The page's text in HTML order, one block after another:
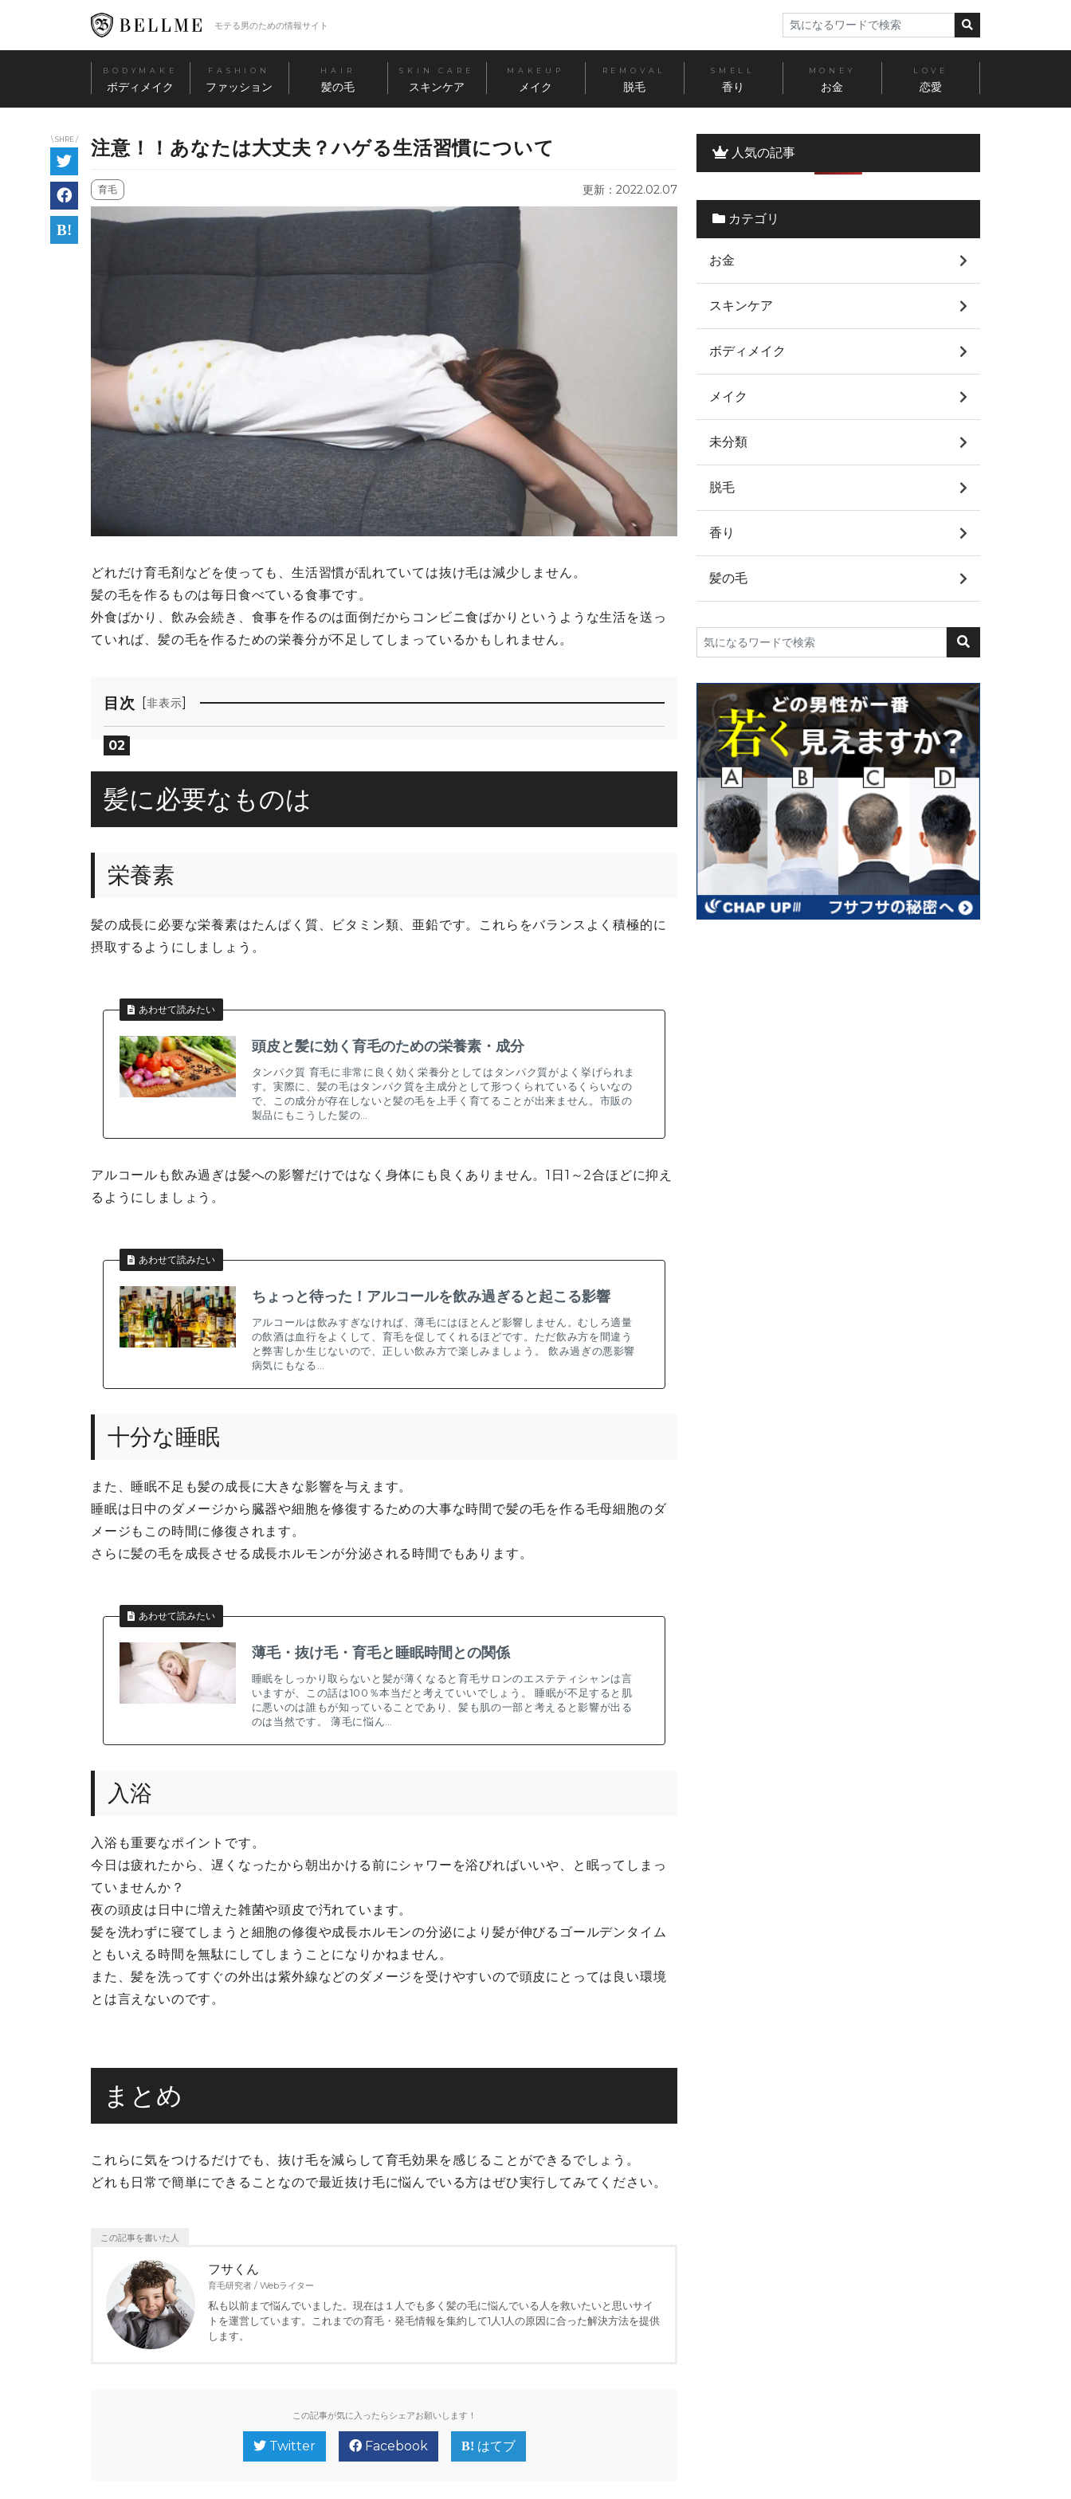
モテる男のための情報サイト
BODYMAKE
ボディメイク
FASHION
ファッション
HAIR
髪の毛
SKIN CARE
スキンケア
MAKEUP
メイク
REMOVAL
脱毛
SMELL
香り
MONEY
お金
LOVE
恋愛
注意！！あなたは大丈夫？ハゲる生活習慣について
育毛 更新：2022.02.07
どれだけ育毛剤などを使っても、生活習慣が乱れていては抜け毛は減少しません。
髪の毛を作るものは毎日食べている食事です。
外食ばかり、飲み会続き、食事を作るのは面倒だからコンビニ食ばかりというような生活を送っ
ていれば、髪の毛を作るための栄養分が不足してしまっているかもしれません。
目次 非表示
髪に必要なものは
栄養素
髪の成長に必要な栄養素はたんぱく質、ビタミン類、亜鉛です。これらをバランスよく積極的に
摂取するようにしましょう。
あわせて読みたい
頭皮と髪に効く育毛のための栄養素・成分
タンパク質 育毛に非常に良く効く栄養分としてはタンパク質がよく挙げられま
す。実際に、髪の毛はタンパク質を主成分として形つくられているくらいなの
で、この成分が存在しないと髪の毛を上手く育てることが出来ません。市販の
製品にもこうした髪の…
アルコールも飲み過ぎは髪への影響だけではなく身体にも良くありません。1日1～2合ほどに抑え
るようにしましょう。
あわせて読みたい
ちょっと待った！アルコールを飲み過ぎると起こる影響
アルコールは飲みすぎなければ、薄毛にはほとんど影響しません。むしろ適量
の飲酒は血行をよくして、育毛を促してくれるほどです。ただ飲み方を間違う
と弊害しか生じないので、正しい飲み方で楽しみましょう。 飲み過ぎの悪影響
病気にもなる…
十分な睡眠
また、睡眠不足も髪の成長に大きな影響を与えます。
睡眠は日中のダメージから臓器や細胞を修復するための大事な時間で髪の毛を作る毛母細胞のダ
メージもこの時間に修復されます。
さらに髪の毛を成長させる成長ホルモンが分泌される時間でもあります。
あわせて読みたい
薄毛・抜け毛・育毛と睡眠時間との関係
睡眠をしっかり取らないと髪が薄くなると育毛サロンのエステティシャンは言
いますが、この話は100％本当だと考えていいでしょう。 睡眠が不足すると肌
に悪いのは誰もが知っていることであり、髪も肌の一部と考えると影響が出る
のは当然です。 薄毛に悩ん…
入浴
入浴も重要なポイントです。
今日は疲れたから、遅くなったから朝出かける前にシャワーを浴びればいいや、と眠ってしまっ
ていませんか？
夜の頭皮は日中に増えた雑菌や頭皮で汚れています。
髪を洗わずに寝てしまうと細胞の修復や成長ホルモンの分泌により髪が伸びるゴールデンタイム
ともいえる時間を無駄にしてしまうことになりかねません。
また、髪を洗ってすぐの外出は紫外線などのダメージを受けやすいので頭皮にとっては良い環境
とは言えないのです。
まとめ
これらに気をつけるだけでも、抜け毛を減らして育毛効果を感じることができるでしょう。
どれも日常で簡単にできることなので最近抜け毛に悩んでいる方はぜひ実行してみてください。
この記事を書いた人
フサくん
育毛研究者 / Webライター
私も以前まで悩んでいました。現在は１人でも多く髪の毛に悩んでいる人を救いたいと思いサイ
トを運営しています。これまでの育毛・発毛情報を集約して1人1人の原因に合った解決方法を提供
します。
この記事が気に入ったらシェアお願いします！
Twitter Facebook はてブ
\ SHRE /
人気の記事
カテゴリ
お金
スキンケア
ボディメイク
メイク
未分類
脱毛
香り
髪の毛